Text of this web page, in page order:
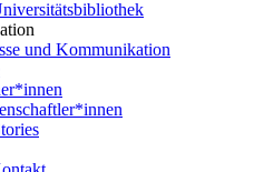
und Kommunikation